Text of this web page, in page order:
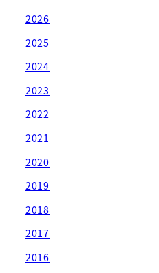
2026
2025
2024
2023
2022
2021
2020
2019
2018
2017
2016